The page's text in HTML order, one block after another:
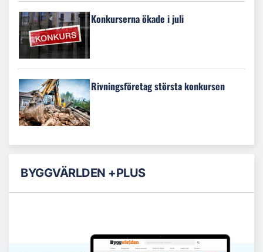
Konkurserna ökade i juli
Rivningsföretag största konkursen
BYGGVÄRLDEN +PLUS